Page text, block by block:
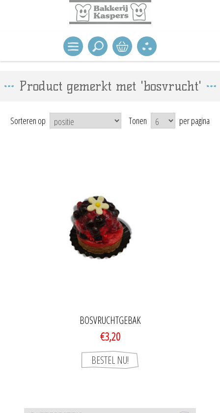
Product gemerkt met 'bosvrucht'
Sorteren op Tonen per pagina
BOSVRUCHTGEBAK
€3,20